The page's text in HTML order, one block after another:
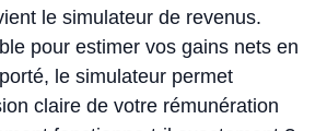
le simulateur de revenus.
pour estimer vos gains nets en
le simulateur permet
claire de votre rémunération